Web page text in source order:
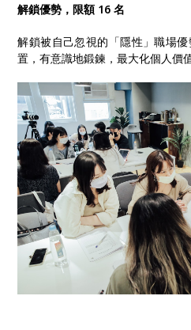
解鎖優勢，限額 16 名
解鎖被自己忽視的「隱性」職場
置，有意識地鍛鍊，最大化個人價